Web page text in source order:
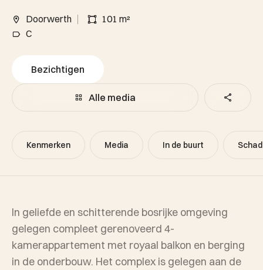
Doorwerth
101 m²
C
Bezichtigen
Alle media
Kenmerken Media In de buurt
In geliefde en schitterende bosrijke omgeving
gelegen compleet gerenoveerd 4-
kamerappartement met royaal balkon en berging
in de onderbouw. Het complex is gelegen aan de